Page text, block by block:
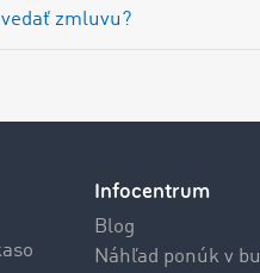
zmluvu?
Infocentrum
Blog
Náhľad ponúk v